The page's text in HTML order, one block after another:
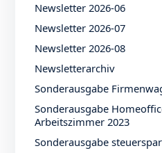
Newsletter 2026-06
Newsletter 2026-07
Newsletter 2026-08
Newsletterarchiv
Sonderausgabe
Sonderausgabe
Arbeitszimmer 2023
Sonderausgabe